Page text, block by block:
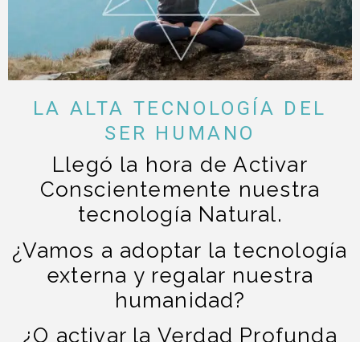
LA ALTA TECNOLOGÍA DEL
SER HUMANO
Llegó la hora de Activar
Conscientemente nuestra
tecnología Natural.
¿Vamos a adoptar la tecnología
externa y regalar nuestra
humanidad?
¿O activar la Verdad Profunda